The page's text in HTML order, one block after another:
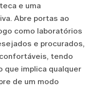
e uma
Abre portas ao
como laboratórios
e procurados,
tendo
que implica qualquer
de um modo